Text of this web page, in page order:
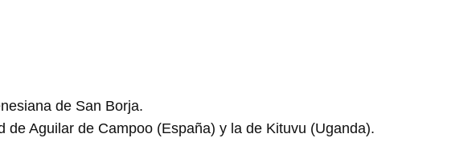
de San Borja.
de Aguilar de Campoo (España) y la de Kituvu (Uganda).